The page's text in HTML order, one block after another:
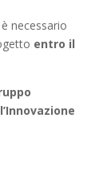
è necessario
entro il